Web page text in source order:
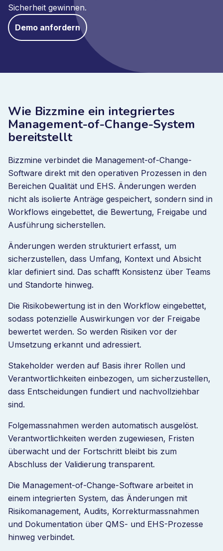
Sicherheit gewinnen.
Demo anfordern
Wie Bizzmine ein integriertes
Management-of-Change-System
bereitstellt
Bizzmine verbindet die Management-of-Change-
Software direkt mit den operativen Prozessen in den
Bereichen Qualität und EHS. Änderungen werden
nicht als isolierte Anträge gespeichert, sondern sind in
Workflows eingebettet, die Bewertung, Freigabe und
Ausführung sicherstellen.
Änderungen werden strukturiert erfasst, um
sicherzustellen, dass Umfang, Kontext und Absicht
klar definiert sind. Das schafft Konsistenz über Teams
und Standorte hinweg.
Die Risikobewertung ist in den Workflow eingebettet,
sodass potenzielle Auswirkungen vor der Freigabe
bewertet werden. So werden Risiken vor der
Umsetzung erkannt und adressiert.
Stakeholder werden auf Basis ihrer Rollen und
Verantwortlichkeiten einbezogen, um sicherzustellen,
dass Entscheidungen fundiert und nachvollziehbar
sind.
Folgemassnahmen werden automatisch ausgelöst.
Verantwortlichkeiten werden zugewiesen, Fristen
überwacht und der Fortschritt bleibt bis zum
Abschluss der Validierung transparent.
Die Management-of-Change-Software arbeitet in
einem integrierten System, das Änderungen mit
Risikomanagement, Audits, Korrekturmassnahmen
und Dokumentation über QMS- und EHS-Prozesse
hinweg verbindet.